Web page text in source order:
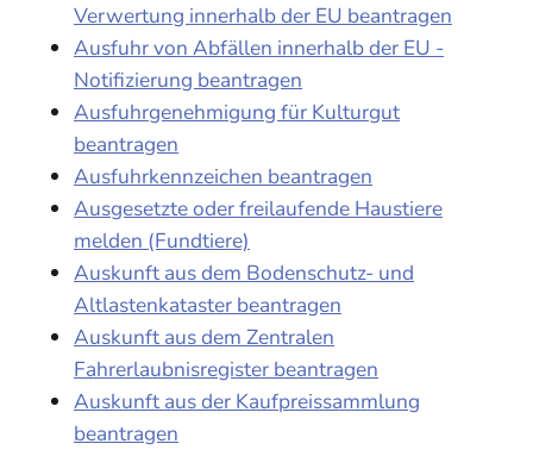
Verwertung innerhalb der EU beantragen
Ausfuhr von Abfällen innerhalb der EU -
Notifizierung beantragen
Ausfuhrgenehmigung für Kulturgut
beantragen
Ausfuhrkennzeichen beantragen
Ausgesetzte oder freilaufende Haustiere
melden (Fundtiere)
Auskunft aus dem Bodenschutz- und
Altlastenkataster beantragen
Auskunft aus dem Zentralen
Fahrerlaubnisregister beantragen
Auskunft aus der Kaufpreissammlung
beantragen